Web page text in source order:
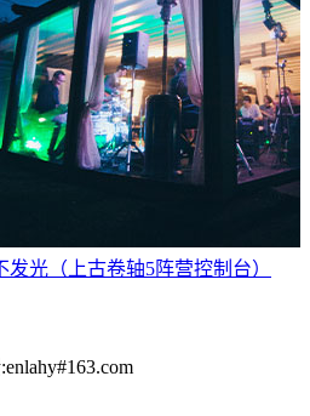
发光（上古卷轴5阵营控制台）